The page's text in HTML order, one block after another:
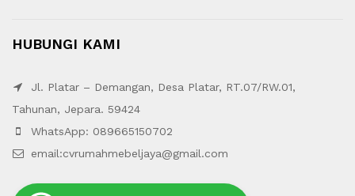
HUBUNGI KAMI
Jl. Platar – Demangan, Desa Platar, RT.07/RW.01,
Tahunan, Jepara. 59424
WhatsApp: 089665150702
email:cvrumahmebeljaya@gmail.com